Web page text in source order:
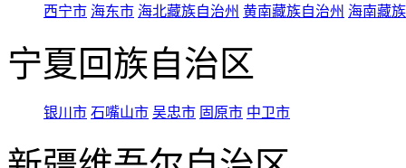
西宁市 海东市 海北藏族自治州 黄南藏族自治州 海南藏
宁夏回族自治区
银川市 石嘴山市 吴忠市 固原市 中卫市